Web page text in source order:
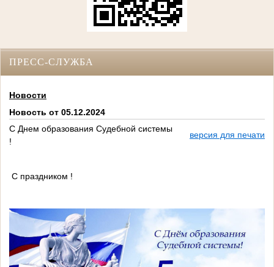
ПРЕСС-СЛУЖБА
Новости
Новость от 05.12.2024
С Днем образования Судебной системы
!
версия для печати
С праздником !